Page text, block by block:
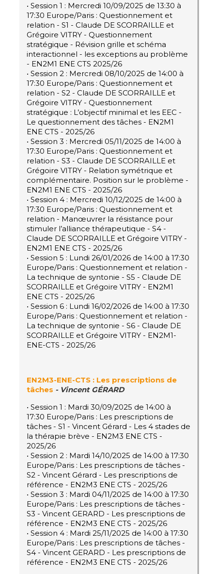
• Session 1 : Mercredi 10/09/2025 de 13:30 à
17:30 Europe/Paris : Questionnement et
relation - S1 - Claude DE SCORRAILLE et
Grégoire VITRY - Questionnement
stratégique - Révision grille et schéma
interactionnel - les exceptions au problème
- EN2M1 ENE CTS 2025/26
• Session 2 : Mercredi 08/10/2025 de 14:00 à
17:30 Europe/Paris : Questionnement et
relation - S2 - Claude DE SCORRAILLE et
Grégoire VITRY - Questionnement
stratégique : L’objectif minimal et les EEC -
Le questionnement des tâches - EN2M1
ENE CTS - 2025/26
• Session 3 : Mercredi 05/11/2025 de 14:00 à
17:30 Europe/Paris : Questionnement et
relation - S3 - Claude DE SCORRAILLE et
Grégoire VITRY - Relation symétrique et
complémentaire. Position sur le problème -
EN2M1 ENE CTS - 2025/26
• Session 4 : Mercredi 10/12/2025 de 14:00 à
17:30 Europe/Paris : Questionnement et
relation - Manœuvrer la résistance pour
stimuler l’alliance thérapeutique - S4 -
Claude DE SCORRAILLE et Grégoire VITRY -
EN2M1 ENE CTS - 2025/26
• Session 5 : Lundi 26/01/2026 de 14:00 à 17:30
Europe/Paris : Questionnement et relation -
La technique de syntonie - S5 - Claude DE
SCORRAILLE et Grégoire VITRY - EN2M1
ENE CTS - 2025/26
• Session 6 : Lundi 16/02/2026 de 14:00 à 17:30
Europe/Paris : Questionnement et relation -
La technique de syntonie - S6 - Claude DE
SCORRAILLE et Grégoire VITRY - EN2M1-
ENE-CTS - 2025/26
EN2M3-ENE-CTS : Les prescriptions de
tâches -Vincent GÉRARD
• Session 1 : Mardi 30/09/2025 de 14:00 à
17:30 Europe/Paris : Les prescriptions de
tâches - S1 - Vincent Gérard - Les 4 stades de
la thérapie brève - EN2M3 ENE CTS -
2025/26
• Session 2 : Mardi 14/10/2025 de 14:00 à 17:30
Europe/Paris : Les prescriptions de tâches -
S2 - Vincent Gérard - Les prescriptions de
référence - EN2M3 ENE CTS - 2025/26
• Session 3 : Mardi 04/11/2025 de 14:00 à 17:30
Europe/Paris : Les prescriptions de tâches -
S3 - Vincent GERARD - Les prescriptions de
référence - EN2M3 ENE CTS - 2025/26
• Session 4 : Mardi 25/11/2025 de 14:00 à 17:30
Europe/Paris : Les prescriptions de tâches -
S4 - Vincent GERARD - Les prescriptions de
référence - EN2M3 ENE CTS - 2025/26